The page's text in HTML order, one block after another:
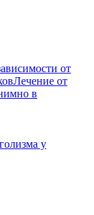
от
Лечение от
в
у